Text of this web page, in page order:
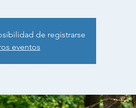
de registrarse
eventos